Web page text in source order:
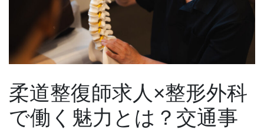
柔道整復師求人×整形外科
で働く魅力とは？交通事